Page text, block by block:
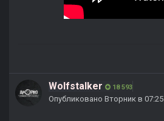
Wolfstalker 18 593
Опубликовано Вторник в 07:25